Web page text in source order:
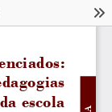
escola